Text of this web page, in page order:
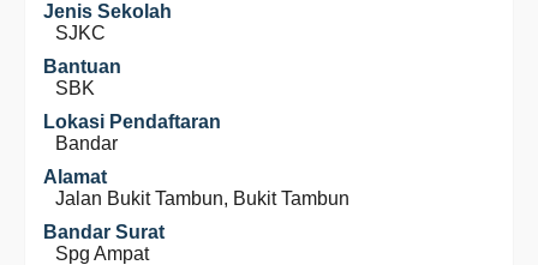
Jenis Sekolah
SJKC
Bantuan
SBK
Lokasi Pendaftaran
Bandar
Alamat
Jalan Bukit Tambun, Bukit Tambun
Bandar Surat
Spg Ampat